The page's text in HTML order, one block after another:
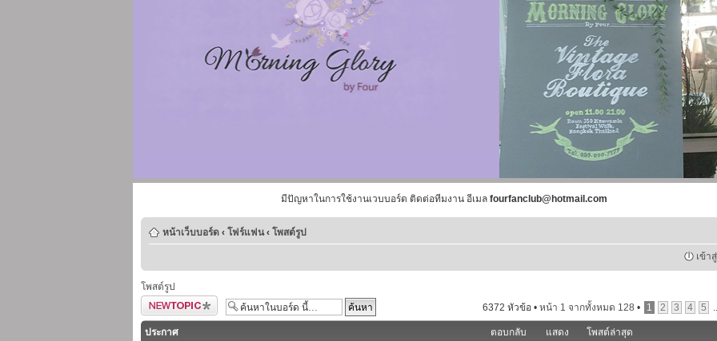
มีปัญหาในการใช้งานเวบบอร์ด ติดต่อทีมงาน อีเมล fourfanclub@hotmail.com
หน้าเว็บบอร์ด ‹ โฟร์แฟน ‹ โพสต์รูป
เข้า
โพสต์รูป
ตั้งกระทู้ใหม่
6372 หัวข้อ • หน้า 1 จากทั้งหมด 128 • 1 2 3 4 5
ประกาศ ตอบกลับ แสดง
โพสต์ล่าสุด